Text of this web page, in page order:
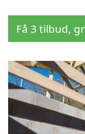
Få 3 tilbud,